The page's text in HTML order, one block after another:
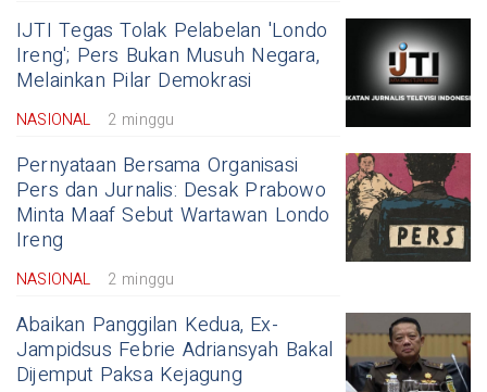
IJTI Tegas Tolak Pelabelan 'Londo
Ireng'; Pers Bukan Musuh Negara,
Melainkan Pilar Demokrasi
NASIONAL 2 minggu
Pernyataan Bersama Organisasi
Pers dan Jurnalis: Desak Prabowo
Minta Maaf Sebut Wartawan Londo
Ireng
NASIONAL 2 minggu
Abaikan Panggilan Kedua, Ex-
Jampidsus Febrie Adriansyah Bakal
Dijemput Paksa Kejagung